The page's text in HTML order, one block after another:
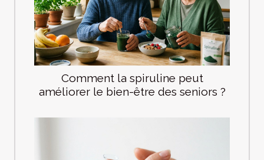
Comment la spiruline peut
améliorer le bien-être des seniors ?